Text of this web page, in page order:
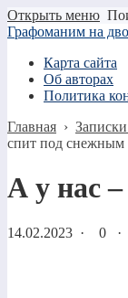
Открыть меню
Графоманим на
Карта сайта
Об авторах
Политика
Главная ›
спит под снежным
А у нас
14.02.2023 · 0 ·